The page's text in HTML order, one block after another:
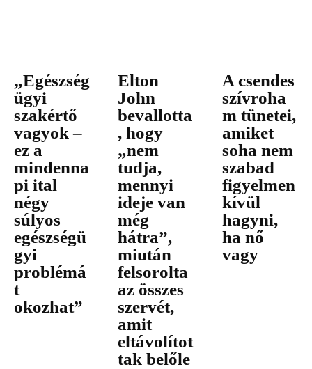
„Egészség
ügyi
szakértő
vagyok –
ez a
mindenna
pi ital
négy
súlyos
egészségü
gyi
problémá
t
okozhat”
Elton
John
bevallotta
, hogy
„nem
tudja,
mennyi
ideje van
még
hátra”,
miután
felsorolta
az összes
szervét,
amit
eltávolítot
tak belőle
A csendes
szívroha
m tünetei,
amiket
soha nem
szabad
figyelmen
kívül
hagyni,
ha nő
vagy